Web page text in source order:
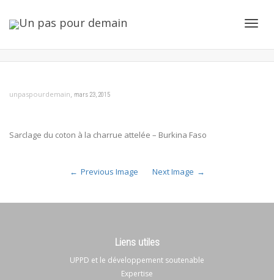
unpaspourdemain, mars 23, 2015
Sarclage du coton à la charrue attelée – Burkina Faso
Previous Image Next Image
Liens utiles
UPPD et le développement soutenable
Expertise